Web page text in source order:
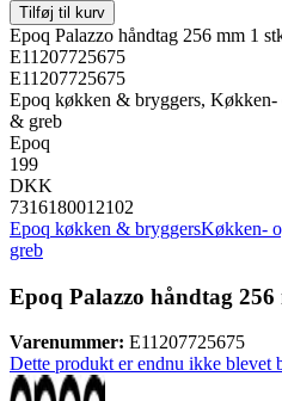
Tilføj til kurv
Epoq Palazzo håndtag 256 mm 1
E11207725675
E11207725675
Epoq køkken & bryggers, Køkken-
& greb
Epoq
199
DKK
7316180012102
Epoq køkken & bryggersKøkken-
greb
Epoq Palazzo håndtag
Varenummer: E11207725675
Dette produkt er endnu ikke blevet